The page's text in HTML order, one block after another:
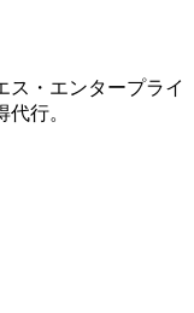
ス・エンタープライ
行。